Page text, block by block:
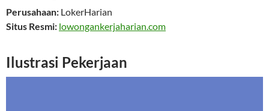
Perusahaan: LokerHarian
Situs Resmi: lowongankerjaharian.com
Ilustrasi Pekerjaan